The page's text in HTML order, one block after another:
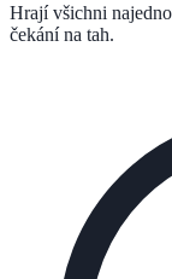
Hrají všichni
čekání na tah.